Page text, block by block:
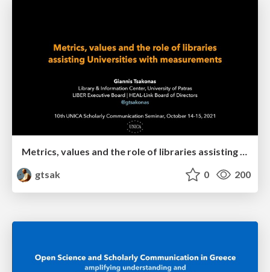
Metrics, values and the role of libraries assisting Universities with measurements
gtsak
0 200